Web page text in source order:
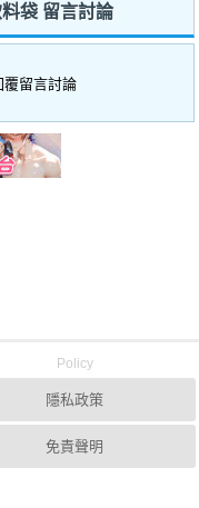
袋 留言討論
覆留言討論
Policy
隱私政策
免責聲明